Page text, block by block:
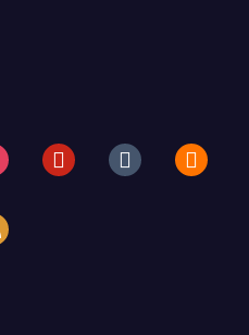
pinteresttumblr blogger